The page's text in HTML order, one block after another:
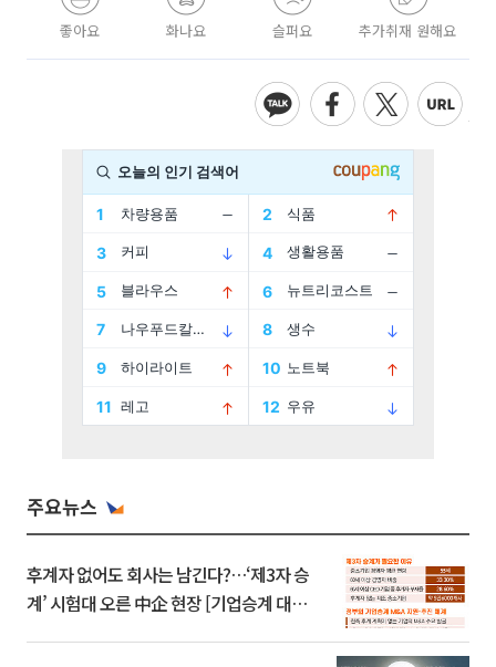
좋아요 화나요 슬퍼요 추가취재 원해요
주요뉴스
후계자 없어도 회사는 남긴다?…‘제3자 승
계’ 시험대 오른 中企 현장 [기업승계 대전